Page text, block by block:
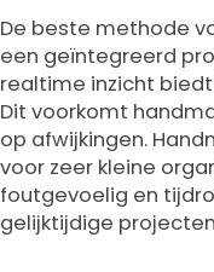
De beste methode
een geïntegreerd
realtime inzicht
Dit voorkomt
op afwijkingen.
voor zeer kleine
foutgevoelig en
gelijktijdige